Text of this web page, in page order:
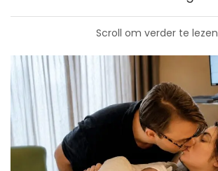
Scroll om verder te lezen